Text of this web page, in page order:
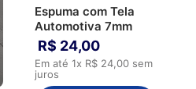
Espuma com Tela
Automotiva 7mm
R$ 24,00
Em até 1x R$ 24,00 sem
juros